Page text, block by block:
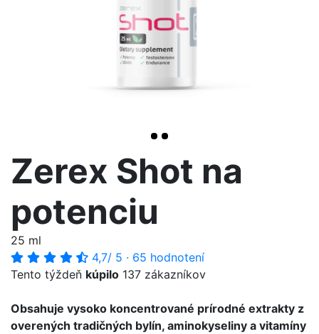
Zerex Shot na
potenciu
25 ml
4,7/ 5 · 65 hodnotení
Tento týždeň kúpilo 137 zákazníkov
Obsahuje vysoko koncentrované prírodné extrakty z
overených tradičných bylín, aminokyseliny a vitamíny